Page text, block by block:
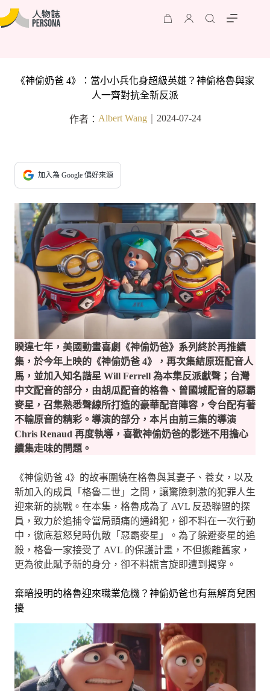
《神偷奶爸 4》：當小小兵化身超級英雄？神偷格魯與家
人一齊對抗全新反派
作者： Albert Wang｜ 2024-07-24
加入為 Google 偏好來源
睽違七年，美國動畫喜劇《神偷奶爸》系列終於再推續
集，於今年上映的《神偷奶爸 4》，再次集結原班配音人
馬，並加入知名諧星 Will Ferrell 為本集反派獻聲；台灣
中文配音的部分，由胡瓜配音的格魯、曾國城配音的惡霸
麥星，召集熟悉聲線所打造的豪華配音陣容，令台配有著
不輸原音的精彩。導演的部分，本片由前三集的導演
Chris Renaud 再度執導，喜歡神偷奶爸的影迷不用擔心
續集走味的問題。
《神偷奶爸 4》的故事圍繞在格魯與其妻子、養女，以及
新加入的成員「格魯二世」之間，讓驚險刺激的犯罪人生
迎來新的挑戰。在本集，格魯成為了 AVL 反恐聯盟的探
員，致力於追捕令當局頭痛的通緝犯，卻不料在一次行動
中，徹底惹怒兒時仇敵「惡霸麥星」。為了躲避麥星的追
殺，格魯一家接受了 AVL 的保護計畫，不但搬離舊家，
更為彼此賦予新的身分，卻不料謊言旋即遭到揭穿。
棄暗投明的格魯迎來職業危機？神偷奶爸也有無解育兒困
擾